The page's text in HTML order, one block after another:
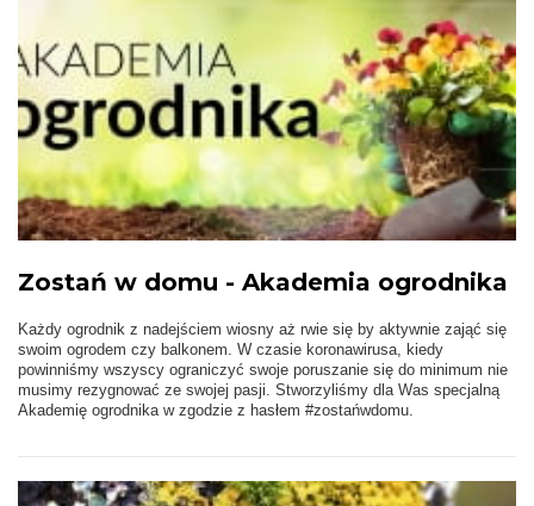
Zostań w domu - Akademia ogrodnika
Każdy ogrodnik z nadejściem wiosny aż rwie się by aktywnie zająć się
swoim ogrodem czy balkonem. W czasie koronawirusa, kiedy
powinniśmy wszyscy ograniczyć swoje poruszanie się do minimum nie
musimy rezygnować ze swojej pasji. Stworzyliśmy dla Was specjalną
Akademię ogrodnika w zgodzie z hasłem #zostańwdomu.